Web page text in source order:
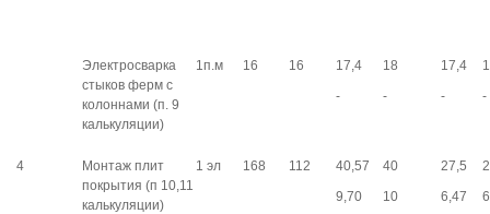
Электросварка
стыков ферм с
колоннами (п. 9
калькуляции)
1п.м 16 16
17,4
-
18
-
17,4
-
-
4
Монтаж плит
покрытия (п 10,11
калькуляции)
1 эл 168 112
40,57
9,70
40
10
27,5
6,47
6